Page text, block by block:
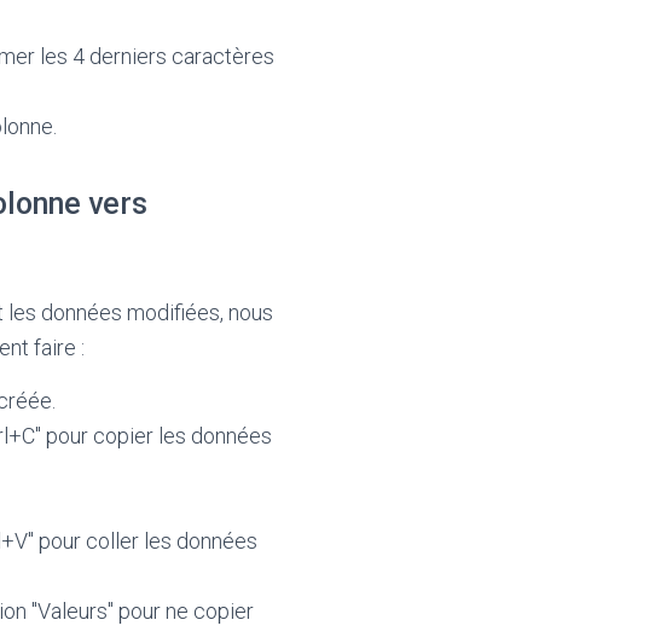
les 4 derniers caractères
vers
données modifiées, nous
faire :
pour copier les données
pour coller les données
"Valeurs" pour ne copier